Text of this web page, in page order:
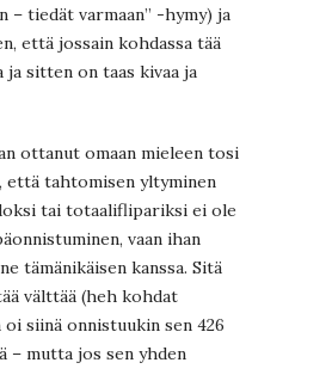
– tiedät varmaan” -hymy) ja
että jossain kohdassa tää
ja sitten on taas kivaa ja
ottanut omaan mieleen tosi
että tahtomisen yltyminen
tai totaaliflipariksi ei ole
vaan ihan
tämänikäisen kanssa. Sitä
välttää (heh kohdat
siinä onnistuukin sen 426
– mutta jos sen yhden